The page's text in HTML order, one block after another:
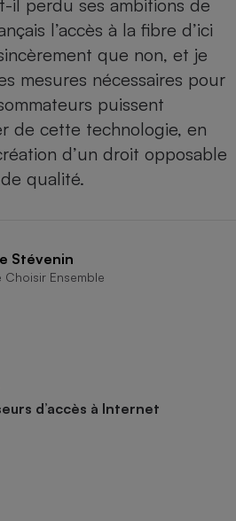
il perdu ses ambitions de
l’accès à la fibre d’ici
que non, et je
mesures nécessaires pour
puissent
de cette technologie, en
d’un droit opposable
qualité.
Stévenin
Ensemble
d’accès à Internet